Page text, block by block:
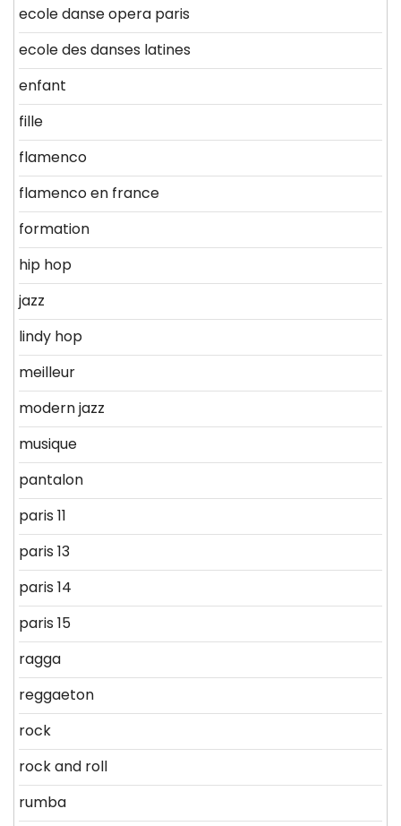
ecole danse opera paris
ecole des danses latines
enfant
fille
flamenco
flamenco en france
formation
hip hop
jazz
lindy hop
meilleur
modern jazz
musique
pantalon
paris 11
paris 13
paris 14
paris 15
ragga
reggaeton
rock
rock and roll
rumba